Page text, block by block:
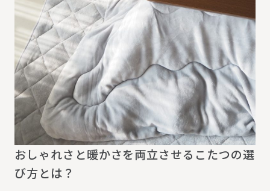
おしゃれさと暖かさを両立させるこたつの選
び方とは？